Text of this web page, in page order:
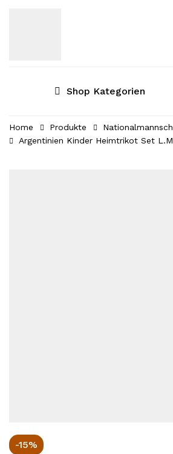
Shop Kategorien
Home Produkte
Argentinien Kinder Heimtrikot Set
-15%